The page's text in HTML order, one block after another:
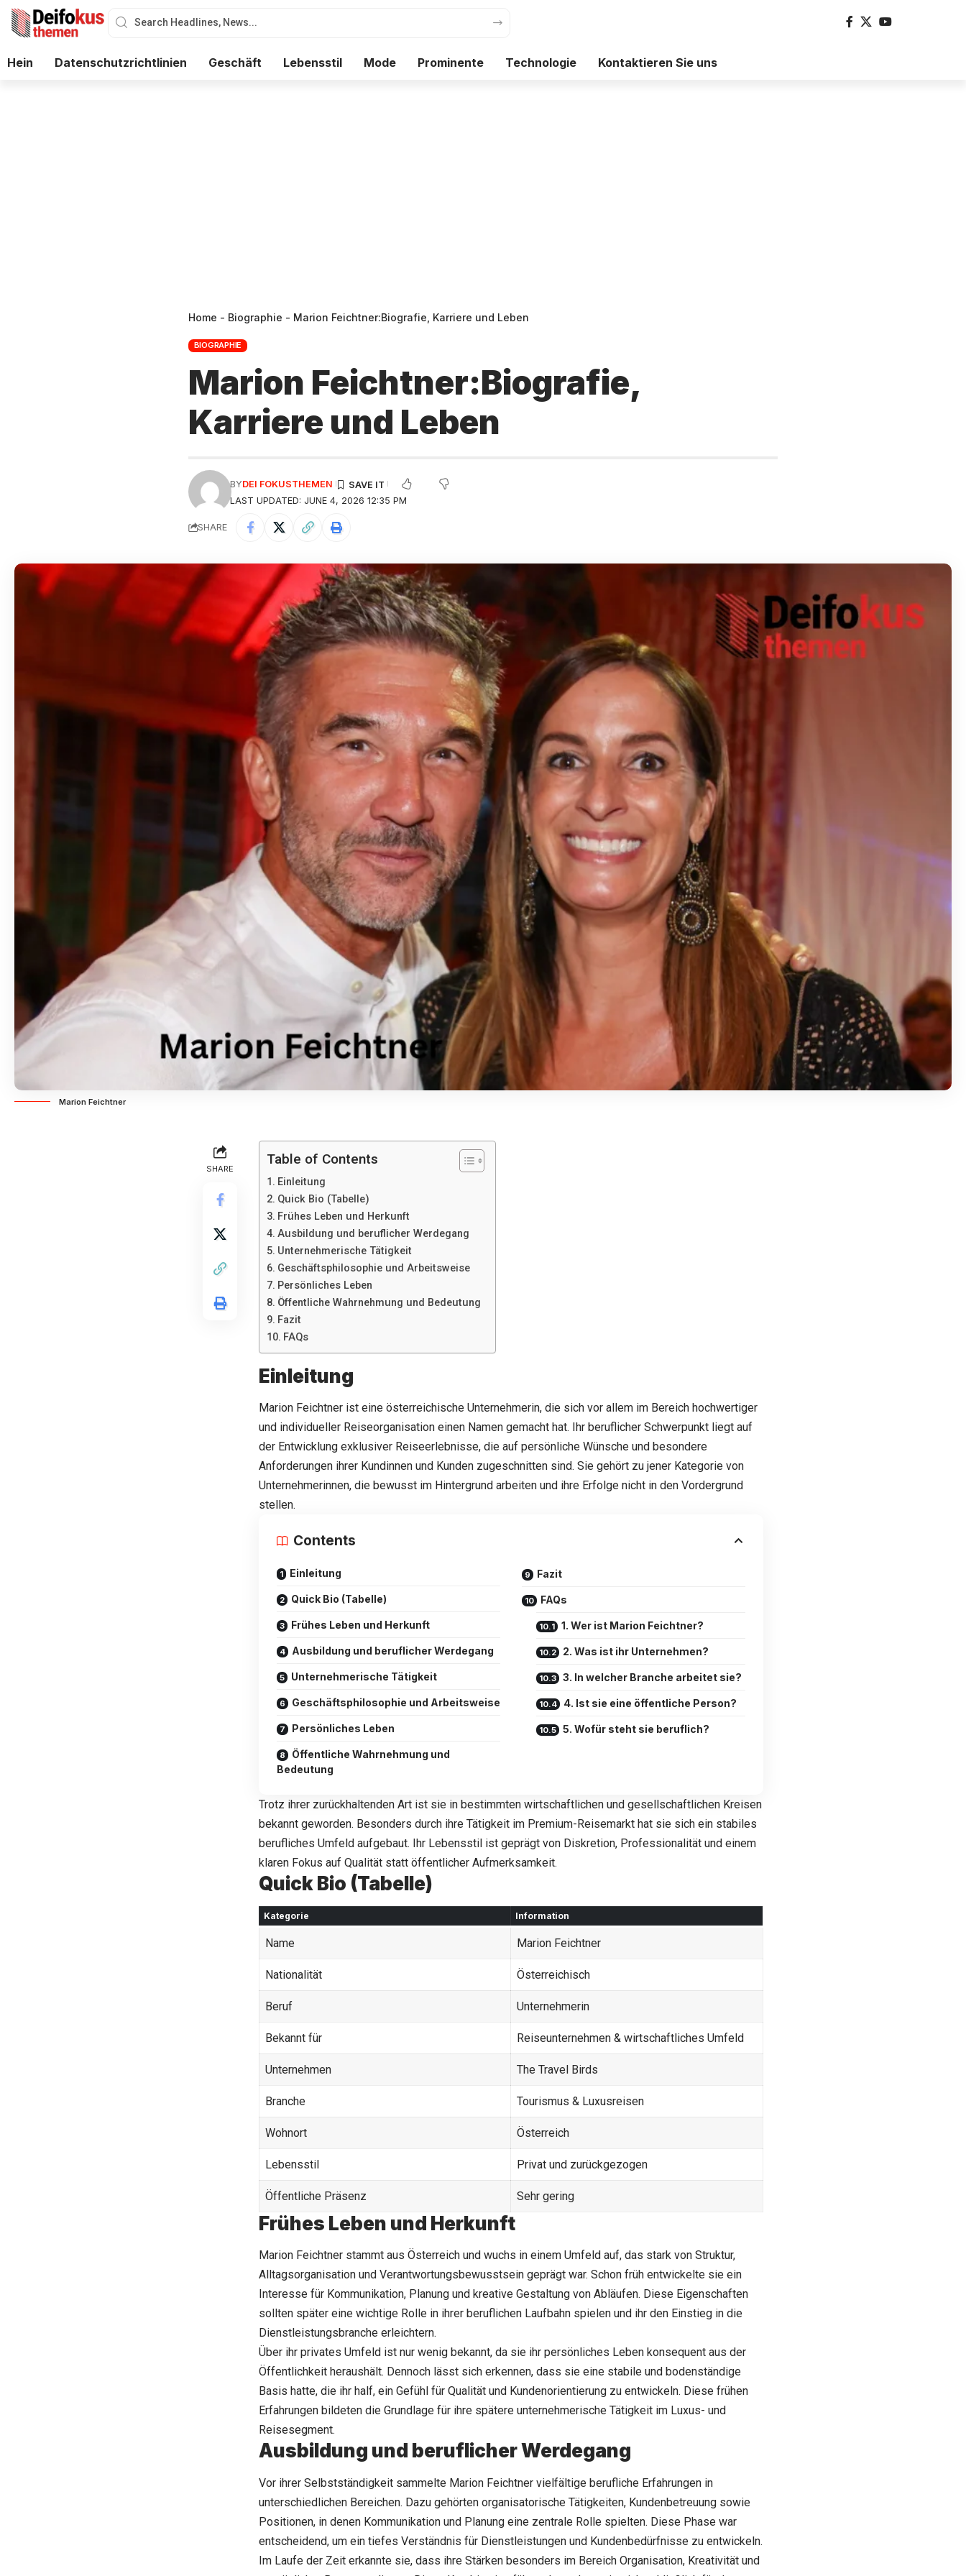
Hein Datenschutzrichtlinien Geschäft Lebensstil Mode Prominente Technologie Kontaktieren Sie uns
Home - Biographie - Marion Feichtner:Biografie, Karriere und Leben
BIOGRAPHIE
Marion Feichtner:Biografie,
Karriere und Leben
LAST UPDATED: JUNE 4, 2026 12:35 PM
BYDEI FOKUSTHEMEN
SHARE
Marion Feichtner
SHARE
Table of Contents
Einleitung
Quick Bio (Tabelle)
Frühes Leben und Herkunft
Ausbildung und beruflicher Werdegang
Unternehmerische Tätigkeit
Geschäftsphilosophie und Arbeitsweise
Persönliches Leben
Öffentliche Wahrnehmung und Bedeutung
Fazit
FAQs
Einleitung
Marion Feichtner ist eine österreichische Unternehmerin, die sich vor allem im Bereich hochwertiger
und individueller Reiseorganisation einen Namen gemacht hat. Ihr beruflicher Schwerpunkt liegt auf
der Entwicklung exklusiver Reiseerlebnisse, die auf persönliche Wünsche und besondere
Anforderungen ihrer Kundinnen und Kunden zugeschnitten sind. Sie gehört zu jener Kategorie von
Unternehmerinnen, die bewusst im Hintergrund arbeiten und ihre Erfolge nicht in den Vordergrund
stellen.
Contents
Einleitung
Quick Bio (Tabelle)
Frühes Leben und Herkunft
Ausbildung und beruflicher Werdegang
Unternehmerische Tätigkeit
Geschäftsphilosophie und Arbeitsweise
Persönliches Leben
Öffentliche Wahrnehmung und
Bedeutung
Fazit
FAQs
1. Wer ist Marion Feichtner?
2. Was ist ihr Unternehmen?
3. In welcher Branche arbeitet sie?
4. Ist sie eine öffentliche Person?
5. Wofür steht sie beruflich?
Trotz ihrer zurückhaltenden Art ist sie in bestimmten wirtschaftlichen und gesellschaftlichen Kreisen
bekannt geworden. Besonders durch ihre Tätigkeit im Premium-Reisemarkt hat sie sich ein stabiles
berufliches Umfeld aufgebaut. Ihr Lebensstil ist geprägt von Diskretion, Professionalität und einem
klaren Fokus auf Qualität statt öffentlicher Aufmerksamkeit.
Quick Bio (Tabelle)
Kategorie Information
Name Marion Feichtner
Nationalität Österreichisch
Beruf Unternehmerin
Bekannt für Reiseunternehmen & wirtschaftliches Umfeld
Unternehmen The Travel Birds
Branche Tourismus & Luxusreisen
Wohnort Österreich
Lebensstil Privat und zurückgezogen
Öffentliche Präsenz Sehr gering
Frühes Leben und Herkunft
Marion Feichtner stammt aus Österreich und wuchs in einem Umfeld auf, das stark von Struktur,
Alltagsorganisation und Verantwortungsbewusstsein geprägt war. Schon früh entwickelte sie ein
Interesse für Kommunikation, Planung und kreative Gestaltung von Abläufen. Diese Eigenschaften
sollten später eine wichtige Rolle in ihrer beruflichen Laufbahn spielen und ihr den Einstieg in die
Dienstleistungsbranche erleichtern.
Über ihr privates Umfeld ist nur wenig bekannt, da sie ihr persönliches Leben konsequent aus der
Öffentlichkeit heraushält. Dennoch lässt sich erkennen, dass sie eine stabile und bodenständige
Basis hatte, die ihr half, ein Gefühl für Qualität und Kundenorientierung zu entwickeln. Diese frühen
Erfahrungen bildeten die Grundlage für ihre spätere unternehmerische Tätigkeit im Luxus- und
Reisesegment.
Ausbildung und beruflicher Werdegang
Vor ihrer Selbstständigkeit sammelte Marion Feichtner vielfältige berufliche Erfahrungen in
unterschiedlichen Bereichen. Dazu gehörten organisatorische Tätigkeiten, Kundenbetreuung sowie
Positionen, in denen Kommunikation und Planung eine zentrale Rolle spielten. Diese Phase war
entscheidend, um ein tiefes Verständnis für Dienstleistungen und Kundenbedürfnisse zu entwickeln.
Im Laufe der Zeit erkannte sie, dass ihre Stärken besonders im Bereich Organisation, Kreativität und